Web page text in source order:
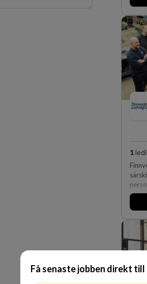
Få senaste jobben direkt
1
den
orter